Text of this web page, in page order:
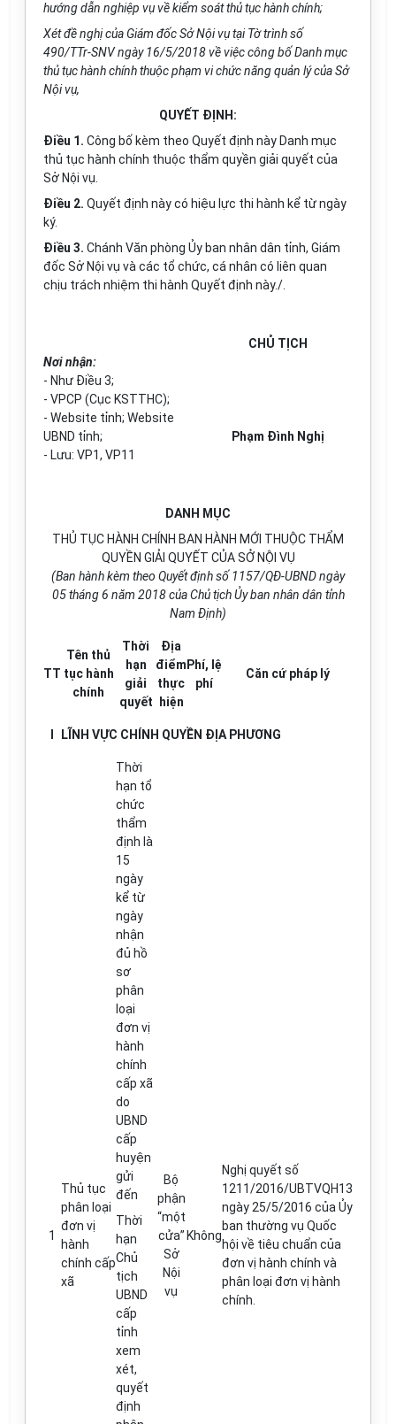
hướng dẫn nghiệp vụ về kiểm soát thủ tục hành chính;
Xét đề nghị của Giám đốc Sở Nội vụ tại Tờ trình số
490/TTr-SNV ngày 16/5/2018 về việc công bốDanh mục
thủ tục hành chính thuộc phạm vi chức năng quản lý của Sở
Nội vụ,
QUYẾT ĐỊNH:
Điều 1. Công bố kèm theo Quyết định này Danh mục
thủ tục hành chính thuộc thẩm quyền giải quyết của
Sở Nội vụ.
Điều 2. Quyết định này có hiệu lực thi hành kể từ ngày
ký.
Điều 3. Chánh Văn phòng Ủy ban nhân dân tỉnh, Giám
đốc Sở Nội vụ và các tổ chức, cá nhân có liên quan
chịu trách nhiệm thi hành Quyết định này./.
Nơi nhận:
- Như Điều 3;
- VPCP (Cục KSTTHC);
- Website tỉnh; Website
UBND tỉnh;
- Lưu: VP1, VP11
CHỦ TỊCH
Phạm Đình Nghị
DANH MỤC
THỦ TỤC HÀNH CHÍNH BAN HÀNH MỚI THUỘC THẨM
QUYỀN GIẢI QUYẾT CỦA SỞ NỘI VỤ
(Ban hành kèm theo Quyết định số 1157/QĐ-UBND ngày
05 tháng 6 năm 2018 của Chủ tịch Ủy ban nhân dân tỉnh
Nam Định)
TT
Tên thủ
tục hành
chính
Thời
hạn
giải
quyết
Địa
điểm
thực
hiện
Phí, lệ
phí
Căn cứ pháp lý
LĨNH VỰC CHÍNH QUYỀN ĐỊA PHƯƠNG
1
Thủ tục
phân loại
đơn vị
hành
chính cấp
xã
Thời
hạn tổ
chức
thẩm
định là
15
ngày
kể từ
ngày
nhận
đủ hồ
sơ
phân
loại
đơn vị
hành
chính
cấp xã
do
UBND
cấp
huyện
gửi
đến
Thời
hạn
Chủ
tịch
UBND
cấp
tỉnh
xem
xét,
quyết
định
Bộ
phận
“một
cửa”
Sở
Nội
vụ
Không
Nghị quyết số
1211/2016/UBTVQH13
ngày 25/5/2016 của Ủy
ban thường vụ Quốc
hội về tiêu chuẩn của
đơn vị hành chính và
phân loại đơn vị hành
chính.